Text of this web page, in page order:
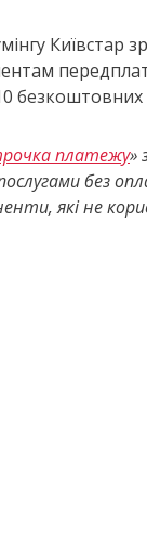
безкоштовних
платежу»
без
які не